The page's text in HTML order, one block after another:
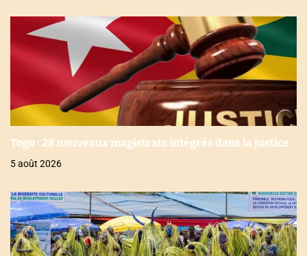
Togo : 28 nouveaux magistrats intégrés dans la justice
5 août 2026